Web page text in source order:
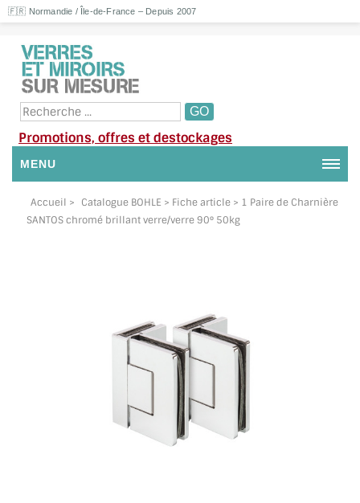
🇫🇷 Normandie / Île-de-France – Depuis 2007
Promotions, offres et destockages
MENU
NOUS CONTACTER
SUIVI DE COMMANDE
TOUS LES TARIFS AU M2
GUIDE : CHOIX PAR UTILISATION
INSPIRATIONS ET NOUVEAUTÉS
Accueil > Catalogue BOHLE > Fiche article > 1 Paire de Charnière
SANTOS chromé brillant verre/verre 90° 50kg